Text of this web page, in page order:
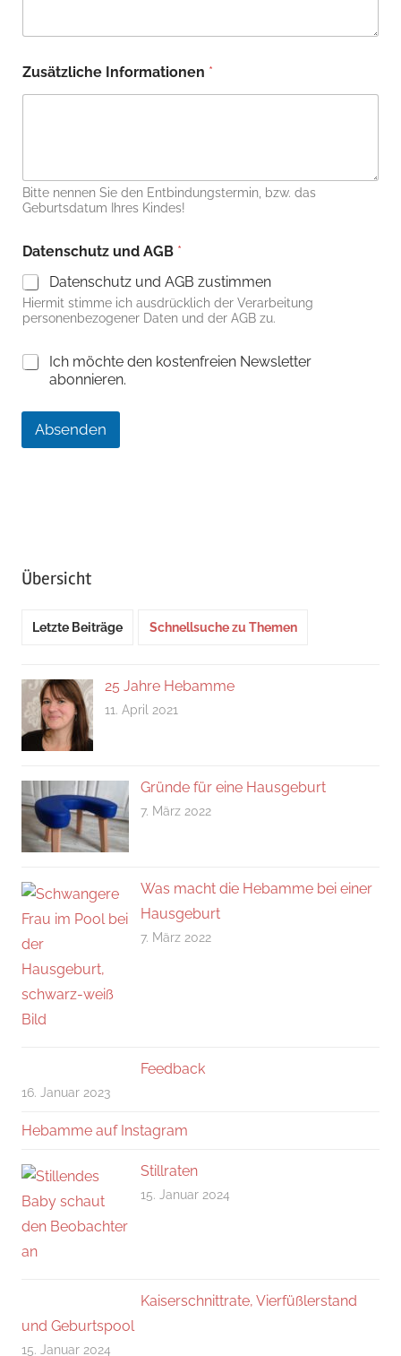
Zusätzliche Informationen *
Bitte nennen Sie den Entbindungstermin, bzw. das
Geburtsdatum Ihres Kindes!
Datenschutz und AGB *
Datenschutz und AGB zustimmen
Hiermit stimme ich ausdrücklich der Verarbeitung
personenbezogener Daten und der AGB zu.
C
c
b
Ich möchte den kostenfreien Newsletter
abonnieren.
Absenden
Übersicht
Letzte Beiträge Schnellsuche zu Themen
25 Jahre Hebamme
11. April 2021
Gründe für eine Hausgeburt
7. März 2022
Was macht die Hebamme bei einer
Hausgeburt
7. März 2022
Feedback
16. Januar 2023
Hebamme auf Instagram
Stillraten
15. Januar 2024
Kaiserschnittrate, Vierfüßlerstand
und Geburtspool
15. Januar 2024